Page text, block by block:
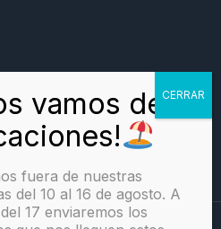
fuera de nuestras
del 10 al 16 de agosto. A
17 enviaremos los